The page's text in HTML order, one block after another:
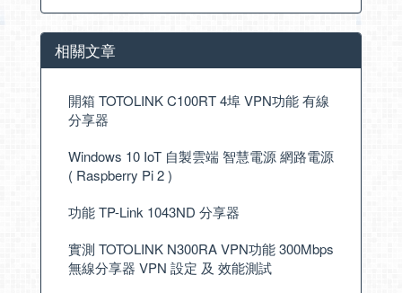
相關文章
開箱 TOTOLINK C100RT 4埠 VPN功能 有線
分享器
Windows 10 IoT 自製雲端 智慧電源 網路電源
( Raspberry Pi 2 )
功能 TP-Link 1043ND 分享器
實測 TOTOLINK N300RA VPN功能 300Mbps
無線分享器 VPN 設定 及 效能測試